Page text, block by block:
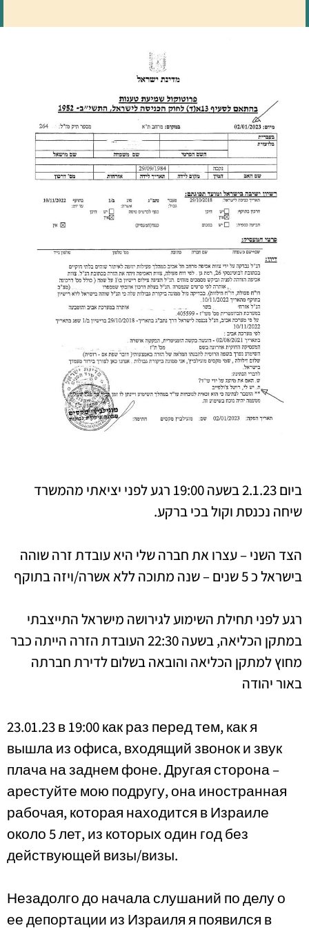
ביום 2.1.23 בשעה 19:00 רגע לפני יציאתי מהמשרד
שיחה נכנסת וקול בכי ברקע.
הצד השני – עצרו את חברה שלי היא עובדת זרה שוהה
בישראל כ 5 שנים – שנה מתוכה ללא אשרה/ויזה בתוקף
רגע לפני תחילת השימוע לגירושה מישראל התייצבתי
במתקן הכליאה, בשעה 22:30 העובדת הזרה הייתה כבר
מחוץ למתקן הכליאה והובאה בשלום לדירת חברתה
באור יהודה
23.01.23 в 19:00 как раз перед тем, как я
вышла из офиса, входящий звонок и звук
плача на заднем фоне. Другая сторона –
арестуйте мою подругу, она иностранная
рабочая, которая находится в Израиле
около 5 лет, из которых один год без
действующей визы/визы.
Незадолго до начала слушаний по делу о
ее депортации из Израиля я появился в